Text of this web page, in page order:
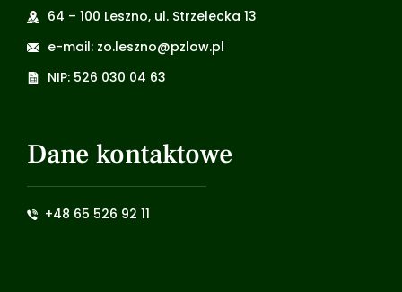
64 – 100 Leszno, ul. Strzelecka 13
e-mail: zo.leszno@pzlow.pl
NIP: 526 030 04 63
Dane kontaktowe
+48 65 526 92 11